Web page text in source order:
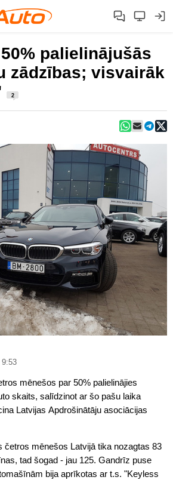
palielinājušās
zādzības; visvairāk
2
9:53
mēnešos par 50% palielinājies
skaits, salīdzinot ar šo pašu laika
Latvijas Apdrošinātāju asociācijas
četros mēnešos Latvijā tika nozagtas 83
tad šogad - jau 125. Gandrīz puse
bija aprīkotas ar t.s. "Keyless